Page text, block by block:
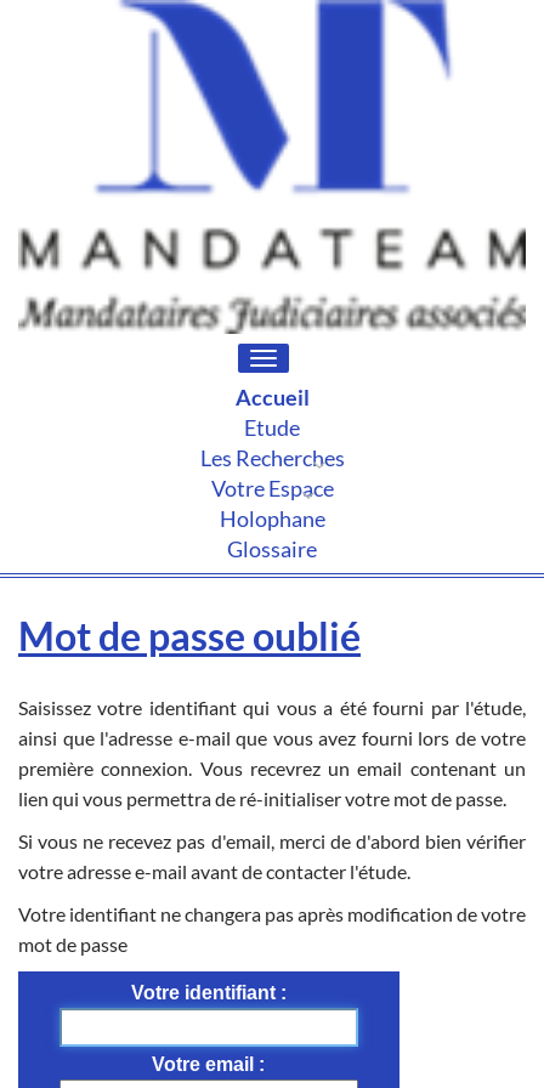
Toggle
navigation
Accueil
Etude
Les Recherches
Votre Espace
Holophane
Glossaire
Mot de passe oublié
Saisissez votre identifiant qui vous a été fourni par l'étude,
ainsi que l'adresse e-mail que vous avez fourni lors de votre
première connexion. Vous recevrez un email contenant un
lien qui vous permettra de ré-initialiser votre mot de passe.
Si vous ne recevez pas d'email, merci de d'abord bien vérifier
votre adresse e-mail avant de contacter l'étude.
Votre identifiant ne changera pas après modification de votre
mot de passe
Votre identifiant
Votre email